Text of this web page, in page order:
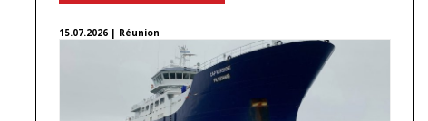
15.07.2026 | Réunion